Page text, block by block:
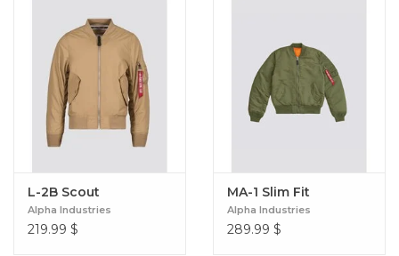
L-2B Scout
Alpha Industries
219.99 $
MA-1 Slim Fit
Alpha Industries
289.99 $